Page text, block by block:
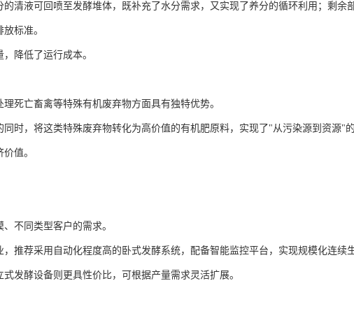
清液可回喷至发酵堆体，既补充了水分需求，又实现了养分的循环利用；剩余
标准。
降低了运行成本。
死亡畜禽等特殊有机废弃物方面具有独特优势。
时，将这类特殊废弃物转化为高价值的有机肥原料，实现了"从污染源到资源"
值。
不同类型客户的需求。
推荐采用自动化程度高的卧式发酵系统，配备智能监控平台，实现规模化连续
发酵设备则更具性价比，可根据产量需求灵活扩展。